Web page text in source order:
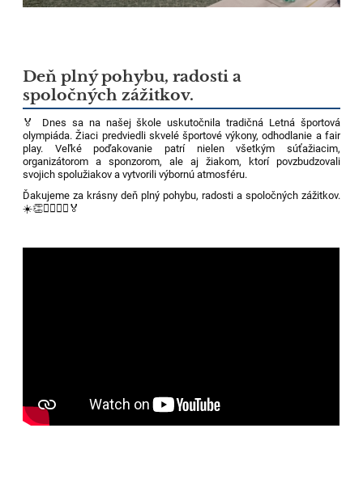
Deň plný pohybu, radosti a
spoločných zážitkov.
🏅 Dnes sa na našej škole uskutočnila tradičná Letná športová
olympiáda. Žiaci predviedli skvelé športové výkony, odhodlanie a fair
play. Veľké poďakovanie patrí nielen všetkým súťažiacim,
organizátorom a sponzorom, ale aj žiakom, ktorí povzbudzovali
svojich spolužiakov a vytvorili výbornú atmosféru.
Ďakujeme za krásny deň plný pohybu, radosti a spoločných zážitkov.
☀️👏🏃‍♀️🏃‍♂️🏅